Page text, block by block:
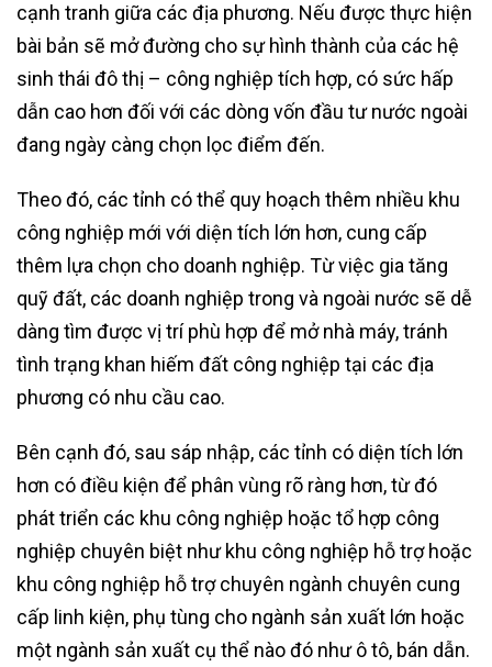
cạnh tranh giữa các địa phương. Nếu được thực hiện
bài bản sẽ mở đường cho sự hình thành của các hệ
sinh thái đô thị – công nghiệp tích hợp, có sức hấp
dẫn cao hơn đối với các dòng vốn đầu tư nước ngoài
đang ngày càng chọn lọc điểm đến.
Theo đó, các tỉnh có thể quy hoạch thêm nhiều khu
công nghiệp mới với diện tích lớn hơn, cung cấp
thêm lựa chọn cho doanh nghiệp. Từ việc gia tăng
quỹ đất, các doanh nghiệp trong và ngoài nước sẽ dễ
dàng tìm được vị trí phù hợp để mở nhà máy, tránh
tình trạng khan hiếm đất công nghiệp tại các địa
phương có nhu cầu cao.
Bên cạnh đó, sau sáp nhập, các tỉnh có diện tích lớn
hơn có điều kiện để phân vùng rõ ràng hơn, từ đó
phát triển các khu công nghiệp hoặc tổ hợp công
nghiệp chuyên biệt như khu công nghiệp hỗ trợ hoặc
khu công nghiệp hỗ trợ chuyên ngành chuyên cung
cấp linh kiện, phụ tùng cho ngành sản xuất lớn hoặc
một ngành sản xuất cụ thể nào đó như ô tô, bán dẫn.